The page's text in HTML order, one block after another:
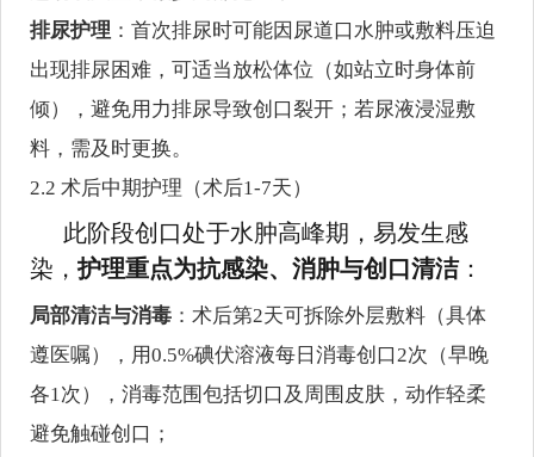
排尿护理 ：首次排尿时可能因尿道口水肿或敷料压迫
出现排尿困难，可适当放松体位（如站立时身体前
倾），避免用力排尿导致创口裂开；若尿液浸湿敷
料，需及时更换。
2.2 术后中期护理（术后1-7天）
此阶段创口处于水肿高峰期，易发生感
染，护理重点为抗感染、消肿与创口清洁：
局部清洁与消毒 ：术后第2天可拆除外层敷料（具体
遵医嘱），用0.5%碘伏溶液每日消毒创口2次（早晚
各1次），消毒范围包括切口及周围皮肤，动作轻柔
避免触碰创口；